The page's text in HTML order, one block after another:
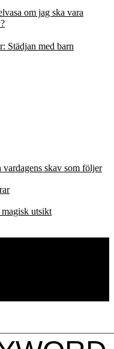
om jag ska vara
Städjan med barn
skav som följer
magisk utsikt